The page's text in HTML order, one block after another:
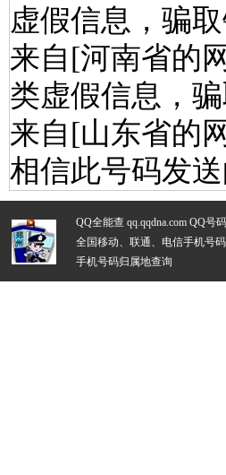
虚假信息，骗
来自[河南省的
类虚假信息，
来自[山东省的
相信此号码发
QQ全能查 qq.qqdna.com QQ号
全国移动、联通、电信手机号码
手机号码归属地查询